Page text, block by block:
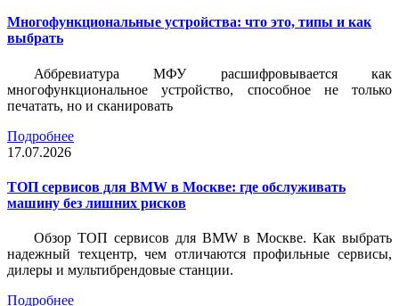
Многофункциональные устройства: что это, типы и как
выбрать
Аббревиатура МФУ расшифровывается как
многофункциональное устройство, способное не только
печатать, но и сканировать
Подробнее
17.07.2026
ТОП сервисов для BMW в Москве: где обслуживать
машину без лишних рисков
Обзор ТОП сервисов для BMW в Москве. Как выбрать
надежный техцентр, чем отличаются профильные сервисы,
дилеры и мультибрендовые станции.
Подробнее